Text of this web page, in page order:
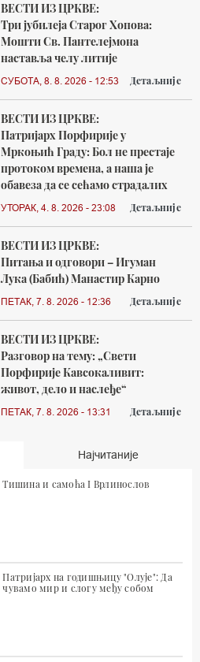
ВЕСТИ ИЗ ЦРКВЕ:
Три јубилеја Старог Хопова:
Мошти Св. Пантелејмона
наставља челу литије
СУБОТА, 8. 8. 2026 - 12:53 Детаљније
ВЕСТИ ИЗ ЦРКВЕ:
Патријарх Порфирије у
Мркоњић Граду: Бол не престаје
протоком времена, а наша је
обавеза да се сећамо страдалих
УТОРАК, 4. 8. 2026 - 23:08 Детаљније
ВЕСТИ ИЗ ЦРКВЕ:
Питања и одговори – Игуман
Лука (Бабић) Манастир Карно
ПЕТАК, 7. 8. 2026 - 12:36 Детаљније
ВЕСТИ ИЗ ЦРКВЕ:
Разговор на тему: „Свети
Порфирије Кавсокаливит:
живот, дело и наслеђе“
ПЕТАК, 7. 8. 2026 - 13:31 Детаљније
Најчитаније
Тишина и самоћа I Врлинослов
Патријарх на годишњицу "Олује": Да
чувамо мир и слогу међу собом